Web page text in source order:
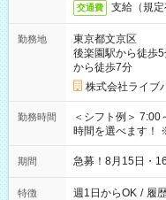
交通費 支給（規定
勤務地
東京都文京区
後楽園駅から徒歩
から徒歩7分
株式会社ライブ
勤務時間
＜シフト例＞ 7:00～23:00
時間を選べます！
期間 急募！8月15日・
特徴 週1日からOK / 履